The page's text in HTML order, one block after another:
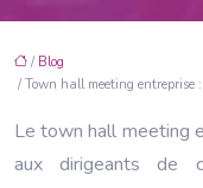
/ Blog
/ Town hall meeting entreprise
Le town hall meeting
aux dirigeants de